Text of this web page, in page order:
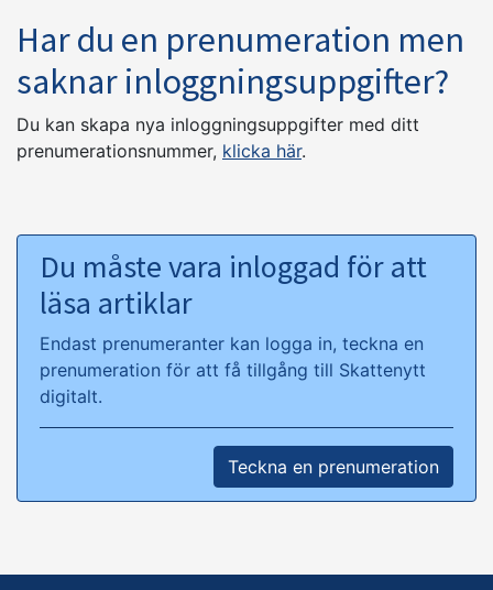
Har du en prenumeration men
saknar inloggningsuppgifter?
Du kan skapa nya inloggningsuppgifter med ditt
prenumerationsnummer, klicka här.
Du måste vara inloggad för att
läsa artiklar
Endast prenumeranter kan logga in, teckna en
prenumeration för att få tillgång till Skattenytt
digitalt.
Teckna en prenumeration